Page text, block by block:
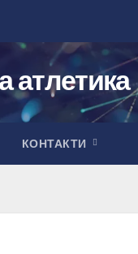
атлетика
КОНТАКТИ